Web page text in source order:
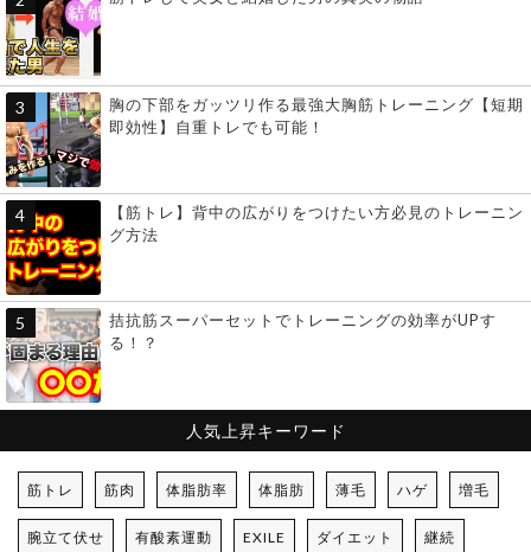
胸の下部をガッツリ作る最強大胸筋トレーニング【短期
即効性】自重トレでも可能！
【筋トレ】背中の広がりをつけたい方必見のトレーニン
グ方法
拮抗筋スーパーセットでトレーニングの効率がUPす
る！？
人気上昇キーワード
筋トレ 筋肉 体脂肪率 体脂肪 薄毛 ハゲ 増毛
腕立て伏せ 有酸素運動 EXILE ダイエット 継続